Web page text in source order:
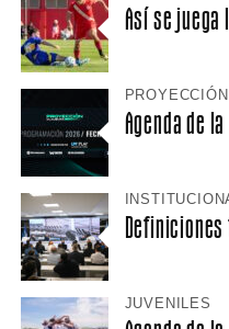
Así se juega
PROYECCIÓN
Agenda de
JUVENILES